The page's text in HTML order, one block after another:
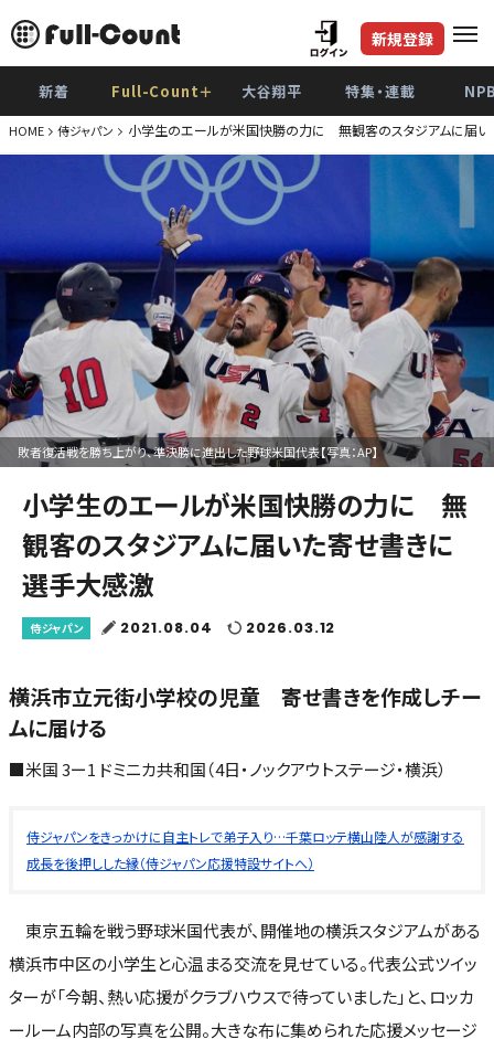
新規登録
新着 Full-Count＋ 大谷翔平 特集・連載
HOME 侍ジャパン 小学生のエールが米国快勝の力に 無観客のスタジアムに届い
敗者復活戦を勝ち上がり、準決勝に進出した野球米国代表【写真：AP】
小学生のエールが米国快勝の力に 無
観客のスタジアムに届いた寄せ書きに
選手大感激
侍ジャパン 2021.08.04 2026.03.12
横浜市立元街小学校の児童 寄せ書きを作成しチー
ムに届ける
■米国 3ー1 ドミニカ共和国（4日・ノックアウトステージ・横浜）
侍ジャパンをきっかけに自主トレで弟子入り…千葉ロッテ横山陸人が感謝する
成長を後押しした縁（侍ジャパン応援特設サイトへ）
東京五輪を戦う野球米国代表が、開催地の横浜スタジアムがある
横浜市中区の小学生と心温まる交流を見せている。代表公式ツイッ
ターが「今朝、熱い応援がクラブハウスで待っていました」と、ロッカ
ールーム内部の写真を公開。大きな布に集められた応援メッセージ